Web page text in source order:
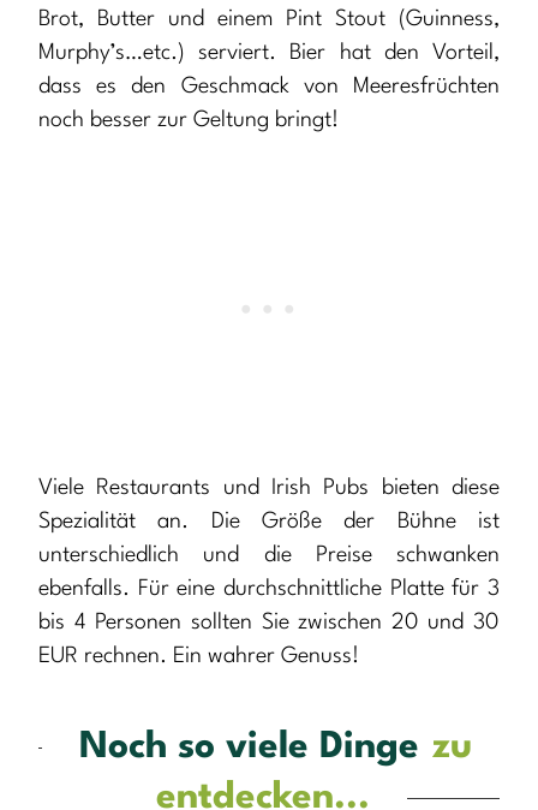
Brot, Butter und einem Pint Stout (Guinness,
Murphy’s…etc.) serviert. Bier hat den Vorteil,
dass es den Geschmack von Meeresfrüchten
noch besser zur Geltung bringt!
Viele Restaurants und Irish Pubs bieten diese
Spezialität an. Die Größe der Bühne ist
unterschiedlich und die Preise schwanken
ebenfalls. Für eine durchschnittliche Platte für 3
bis 4 Personen sollten Sie zwischen 20 und 30
EUR rechnen. Ein wahrer Genuss!
Noch so viele Dinge zu
entdecken...